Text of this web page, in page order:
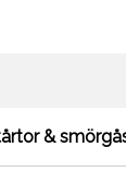
&